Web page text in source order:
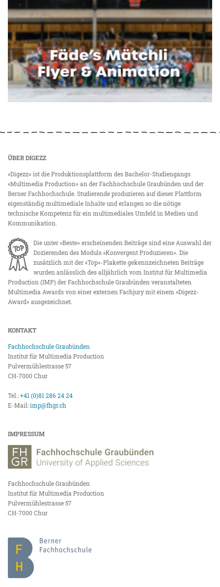
ÜBER DIGEZZ
«Digezz» ist die Produktionsplattform des Bachelor-Studiengangs
«Multimedia Production» an der Fachhochschule Graubünden und der
Berner Fachhochschule. Studierende produzieren auf dieser Plattform
eigenständig multimediale Inhalte und erlangen so die nötige
technische Kompetenz für ein multimediales Umfeld in Medien und
Kommunikation.
Die unter «Beste» erscheinenden Beiträge sind eine Auswahl der
Dozierenden des Moduls «Konvergent Produzieren». Die
zusätzlich mit der «Top»-Plakette gekennzeichneten Beiträge
wurden anlässlich des alljährlich vom Institut für Multimedia
Production (IMP) der Fachhochschule Graubünden veranstalteten
Multimedia Awards von einer externen Fachjury mit einem «Digezz-
Award» ausgezeichnet.
KONTAKT
Fachhochschule Graubünden
Institut für Multimedia Production
Pulvermühlestrasse 57
CH-7000 Chur
Tel.:+41 (0)81 286 24 24
E-Mail:imp@fhgr.ch
IMPRESSUM
Fachhochschule Graubünden
Institut für Multimedia Production
Pulvermühlestrasse 57
CH-7000 Chur